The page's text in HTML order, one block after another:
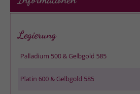
Legierung
Palladium 500 & Gelbgold 585
Platin 600 & Gelbgold 585